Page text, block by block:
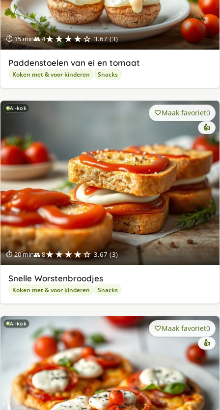
⏱ 15 min👥 4★★★★☆ 3.67 (3)
Paddenstoelen van ei en tomaat
Koken met & voor kinderen Snacks
AI-kok
⏱ 20 min👥 8★★★★☆ 3.67 (3)
Maak favoriet0
👍
Snelle Worstenbroodjes
Koken met & voor kinderen Snacks
AI-kok Maak favoriet0
👍